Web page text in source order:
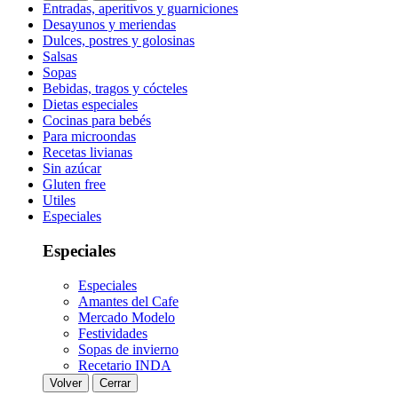
Entradas, aperitivos y guarniciones
Desayunos y meriendas
Dulces, postres y golosinas
Salsas
Sopas
Bebidas, tragos y cócteles
Dietas especiales
Cocinas para bebés
Para microondas
Recetas livianas
Sin azúcar
Gluten free
Utiles
Especiales
Especiales
Especiales
Amantes del Cafe
Mercado Modelo
Festividades
Sopas de invierno
Recetario INDA
Volver Cerrar